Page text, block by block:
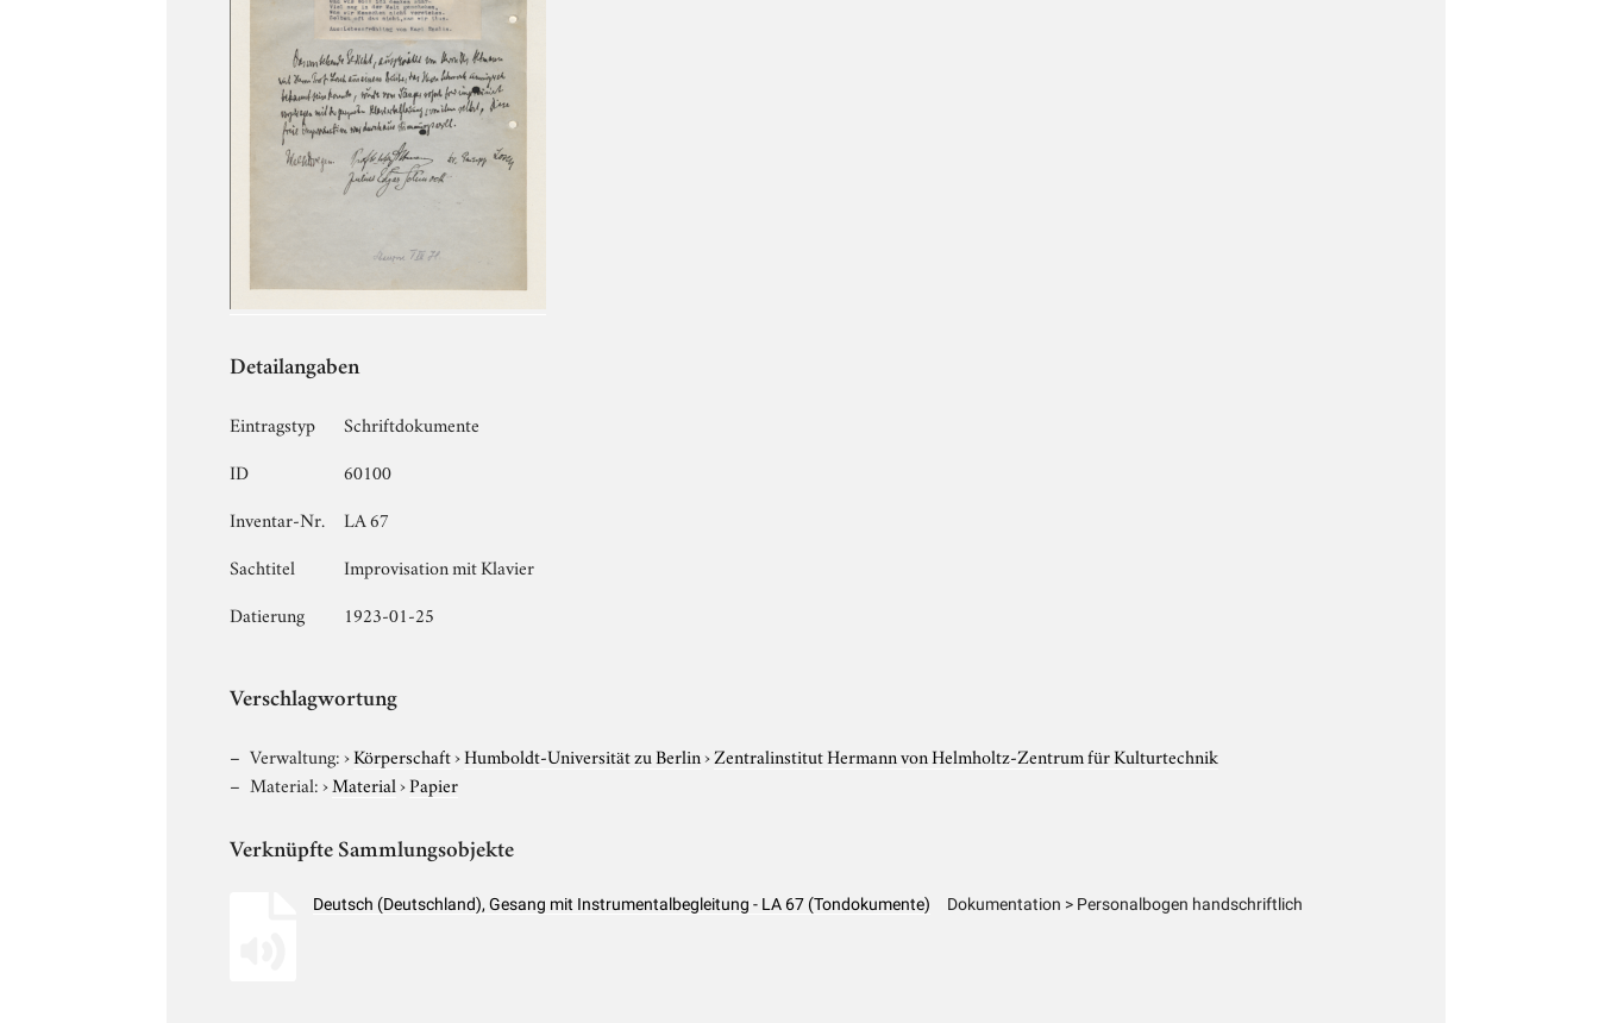
Detailangaben
Eintragstyp
Schriftdokumente
ID
60100
Inventar-Nr.
LA 67
Sachtitel
Improvisation mit Klavier
Datierung
1923-01-25
Verschlagwortung
Verwaltung:›Körperschaft›Humboldt-Universität zu Berlin›Zentralinstitut Hermann von Helmholtz-Zentrum für Kulturtechnik
Material:›Material›Papier
Verknüpfte Sammlungsobjekte
Deutsch (Deutschland), Gesang mit Instrumentalbegleitung - LA 67 (Tondokumente) Dokumentation > Personalbogen handschriftlich